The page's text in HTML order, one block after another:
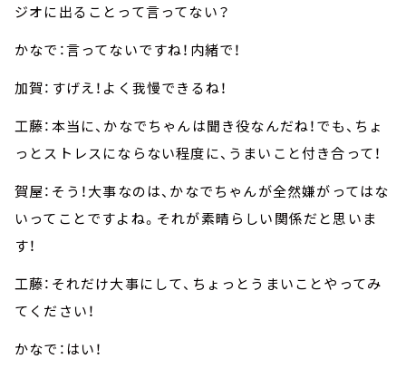
ジオに出ることって言ってない？
かなで：言ってないですね！内緒で！
加賀：すげえ！よく我慢できるね！
工藤：本当に、かなでちゃんは聞き役なんだね！でも、ちょ
っとストレスにならない程度に、うまいこと付き合って！
賀屋：そう！大事なのは、かなでちゃんが全然嫌がってはな
いってことですよね。それが素晴らしい関係だと思いま
す！
工藤：それだけ大事にして、ちょっとうまいことやってみ
てください！
かなで：はい！